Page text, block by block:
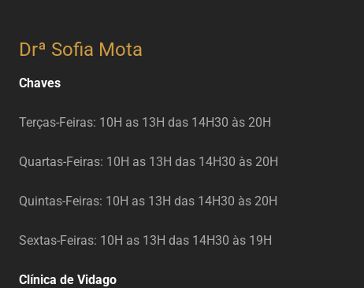
Drª Sofia Mota
Chaves
Terças-Feiras: 10H as 13H das 14H30 às 20H
Quartas-Feiras: 10H as 13H das 14H30 às 20H
Quintas-Feiras: 10H as 13H das 14H30 às 20H
Sextas-Feiras: 10H as 13H das 14H30 às 19H
Clínica de Vidago